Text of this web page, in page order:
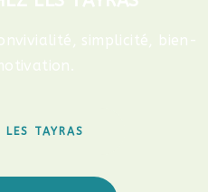
simplicité, bien-
LES TAYRAS